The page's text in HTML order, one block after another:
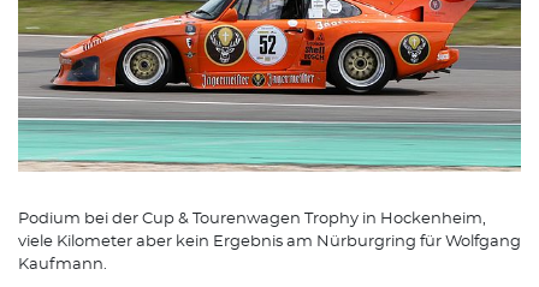
Podium bei der Cup & Tourenwagen Trophy in Hockenheim,
viele Kilometer aber kein Ergebnis am Nürburgring für Wolfgang
Kaufmann.